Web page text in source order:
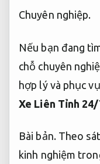
Chuyên nghiệp.
Nếu bạn đang
chỗ chuyên
hợp lý và phục
Xe Liên Tỉnh
Bài bản. Theo
kinh nghiệm